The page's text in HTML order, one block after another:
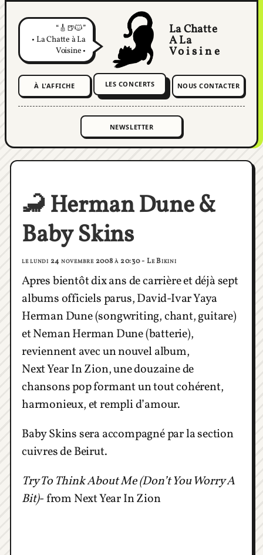
🎸🍺🐱
• La Chatte à La
Voisine •
La Chatte
A La
Voisine
À L'AFFICHE LES CONCERTS NOUS CONTACTER
🦂 Herman Dune &
Baby Skins
le lundi 24 novembre 2008 à 20:30 - Le Bikini
Apres bientôt dix ans de carrière et déjà sept
albums officiels parus, David-Ivar Yaya
Herman Dune (songwriting, chant, guitare)
et Neman Herman Dune (batterie),
reviennent avec un nouvel album,
Next Year In Zion, une douzaine de
chansons pop formant un tout cohérent,
harmonieux, et rempli d’amour.
Baby Skins sera accompagné par la section
cuivres de Beirut.
Try To Think About Me (Don’t You Worry A
Bit)- from Next Year In Zion